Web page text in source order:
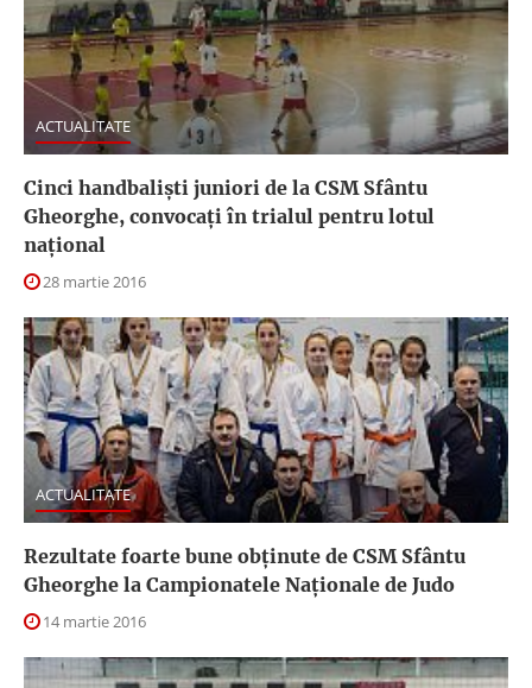
ACTUALITATE
Cinci handbalişti juniori de la CSM Sfântu
Gheorghe, convocaţi în trialul pentru lotul
naţional
28 martie 2016
ACTUALITATE
Rezultate foarte bune obţinute de CSM Sfântu
Gheorghe la Campionatele Naţionale de Judo
14 martie 2016